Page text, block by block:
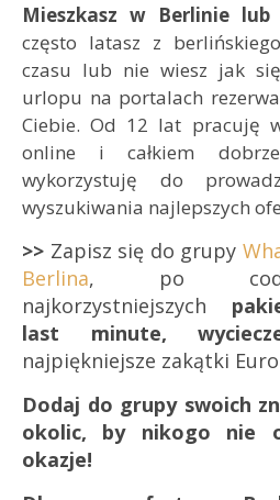
Mieszkasz w Berlinie
często latasz z
czasu lub nie wiesz jak
urlopu na portalach
Ciebie. Od 12 lat pracuję
online i całkiem
wykorzystuję do
wyszukiwania najlepszych
>> Zapisz się do grupy
Berlina, po
najkorzystniejszych
last minute,
najpiękniejsze zakątki
Dodaj do grupy swoich
okolic, by nikogo nie
okazje!